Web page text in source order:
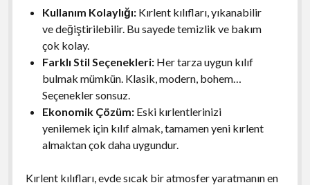
Kullanım Kolaylığı:Kırlent kılıfları, yıkanabilir
ve değiştirilebilir. Bu sayede temizlik ve bakım
çok kolay.
Farklı Stil Seçenekleri:Her tarza uygun kılıf
bulmak mümkün. Klasik, modern, bohem…
Seçenekler sonsuz.
Ekonomik Çözüm:Eski kırlentlerinizi
yenilemek için kılıf almak, tamamen yeni kırlent
almaktan çok daha uygundur.
Kırlent kılıfları, evde sıcak bir atmosfer yaratmanın en